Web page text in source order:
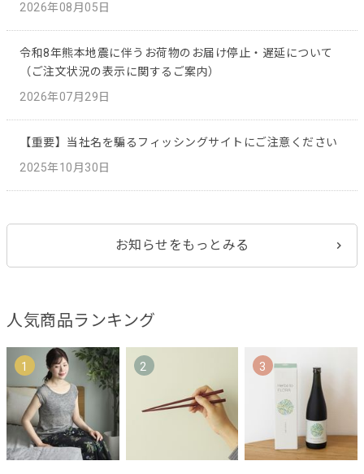
2026年08月05日
令和8年熊本地震に伴うお荷物のお届け停止・遅延について
（ご注文状況の表示に関するご案内）
2026年07月29日
【重要】当社名を騙るフィッシングサイトにご注意ください
2025年10月30日
お知らせをもっとみる
人気商品ランキング
1 2 3